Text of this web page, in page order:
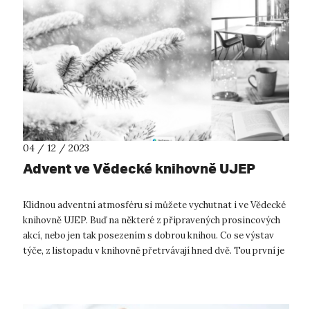
04 / 12 / 2023
Advent ve Vědecké knihovně UJEP
Klidnou adventní atmosféru si můžete vychutnat i ve Vědecké
knihovně UJEP. Buď na některé z připravených prosincových
akcí, nebo jen tak posezením s dobrou knihou. Co se výstav
týče, z listopadu v knihovně přetrvávají hned dvě. Tou první je